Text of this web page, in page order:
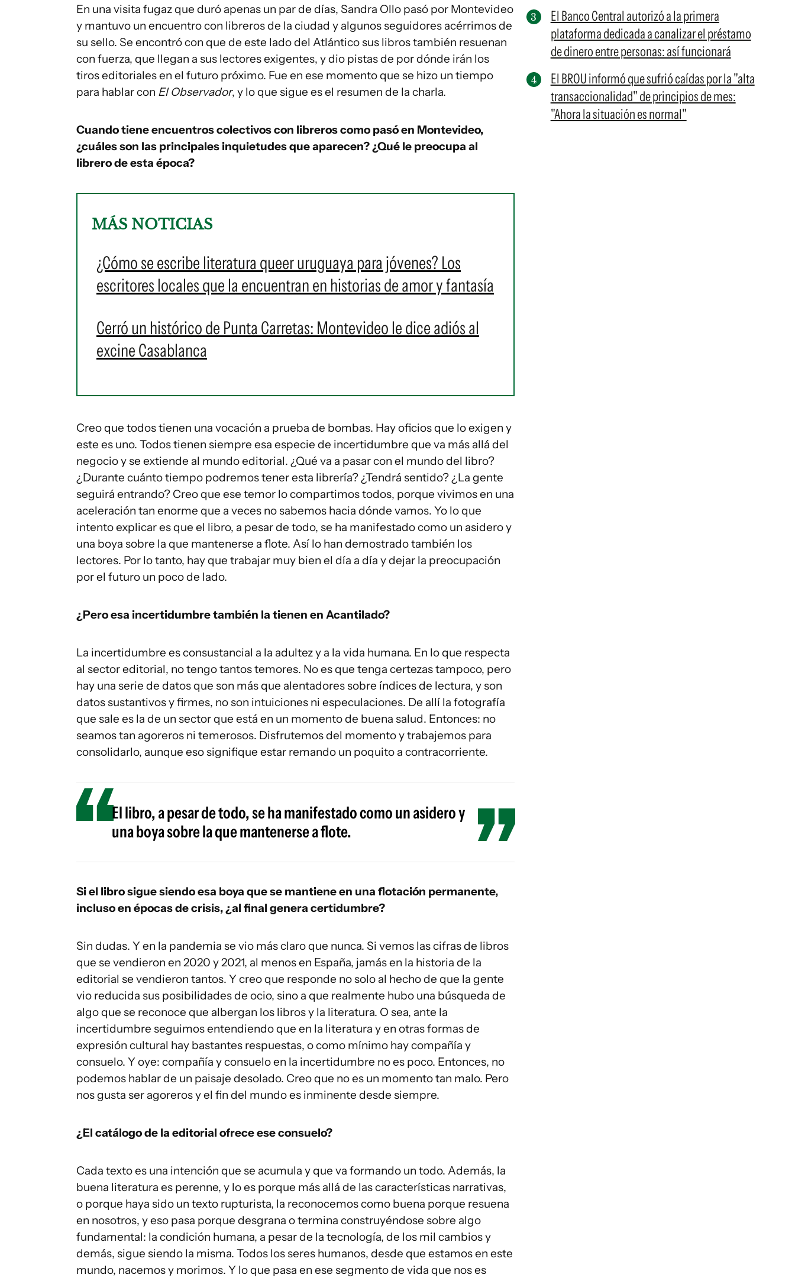
En una visita fugaz que duró apenas un par de días, Sandra Ollo pasó por Montevideo
y mantuvo un encuentro con libreros de la ciudad y algunos seguidores acérrimos de
su sello. Se encontró con que de este lado del Atlántico sus libros también resuenan
con fuerza, que llegan a sus lectores exigentes, y dio pistas de por dónde irán los
tiros editoriales en el futuro próximo. Fue en ese momento que se hizo un tiempo
para hablar con El Observador, y lo que sigue es el resumen de la charla.
Cuando tiene encuentros colectivos con libreros como pasó en Montevideo,
¿cuáles son las principales inquietudes que aparecen? ¿Qué le preocupa al
librero de esta época?
MÁS NOTICIAS
¿Cómo se escribe literatura queer uruguaya para jóvenes? Los
escritores locales que la encuentran en historias de amor y fantasía
Cerró un histórico de Punta Carretas: Montevideo le dice adiós al
excine Casablanca
Creo que todos tienen una vocación a prueba de bombas. Hay oficios que lo exigen y
este es uno. Todos tienen siempre esa especie de incertidumbre que va más allá del
negocio y se extiende al mundo editorial. ¿Qué va a pasar con el mundo del libro?
¿Durante cuánto tiempo podremos tener esta librería? ¿Tendrá sentido? ¿La gente
seguirá entrando? Creo que ese temor lo compartimos todos, porque vivimos en una
aceleración tan enorme que a veces no sabemos hacia dónde vamos. Yo lo que
intento explicar es que el libro, a pesar de todo, se ha manifestado como un asidero y
una boya sobre la que mantenerse a flote. Así lo han demostrado también los
lectores. Por lo tanto, hay que trabajar muy bien el día a día y dejar la preocupación
por el futuro un poco de lado.
¿Pero esa incertidumbre también la tienen en Acantilado?
La incertidumbre es consustancial a la adultez y a la vida humana. En lo que respecta
al sector editorial, no tengo tantos temores. No es que tenga certezas tampoco, pero
hay una serie de datos que son más que alentadores sobre índices de lectura, y son
datos sustantivos y firmes, no son intuiciones ni especulaciones. De allí la fotografía
que sale es la de un sector que está en un momento de buena salud. Entonces: no
seamos tan agoreros ni temerosos. Disfrutemos del momento y trabajemos para
consolidarlo, aunque eso signifique estar remando un poquito a contracorriente.
El libro, a pesar de todo, se ha manifestado como un asidero y
una boya sobre la que mantenerse a flote.
Si el libro sigue siendo esa boya que se mantiene en una flotación permanente,
incluso en épocas de crisis, ¿al final genera certidumbre?
Sin dudas. Y en la pandemia se vio más claro que nunca. Si vemos las cifras de libros
que se vendieron en 2020 y 2021, al menos en España, jamás en la historia de la
editorial se vendieron tantos. Y creo que responde no solo al hecho de que la gente
vio reducida sus posibilidades de ocio, sino a que realmente hubo una búsqueda de
algo que se reconoce que albergan los libros y la literatura. O sea, ante la
incertidumbre seguimos entendiendo que en la literatura y en otras formas de
expresión cultural hay bastantes respuestas, o como mínimo hay compañía y
consuelo. Y oye: compañía y consuelo en la incertidumbre no es poco. Entonces, no
podemos hablar de un paisaje desolado. Creo que no es un momento tan malo. Pero
nos gusta ser agoreros y el fin del mundo es inminente desde siempre.
¿El catálogo de la editorial ofrece ese consuelo?
Cada texto es una intención que se acumula y que va formando un todo. Además, la
buena literatura es perenne, y lo es porque más allá de las características narrativas,
o porque haya sido un texto rupturista, la reconocemos como buena porque resuena
en nosotros, y eso pasa porque desgrana o termina construyéndose sobre algo
fundamental: la condición humana, a pesar de la tecnología, de los mil cambios y
demás, sigue siendo la misma. Todos los seres humanos, desde que estamos en este
mundo, nacemos y morimos. Y lo que pasa en ese segmento de vida que nos es
El Banco Central autorizó a la primera
plataforma dedicada a canalizar el préstamo
de dinero entre personas: así funcionará
El BROU informó que sufrió caídas por la "alta
transaccionalidad" de principios de mes:
"Ahora la situación es normal"